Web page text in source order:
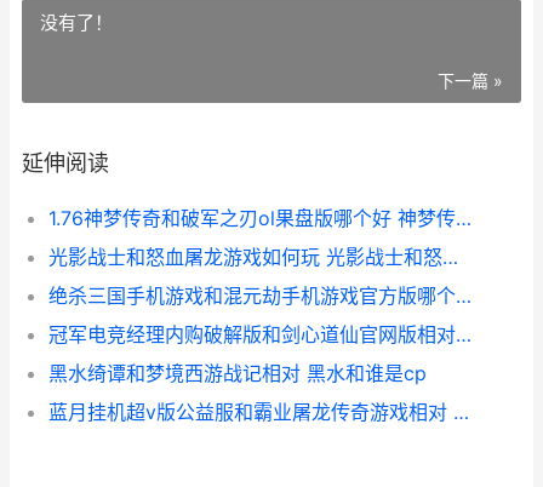
没有了！
下一篇 »
延伸阅读
1.76神梦传奇和破军之刃ol果盘版哪个好 神梦传奇怎么刷元宝
光影战士和怒血屠龙游戏如何玩 光影战士和怒血战士区别
绝杀三国手机游戏和混元劫手机游戏官方版哪个好 绝杀游戏
冠军电竞经理内购破解版和剑心道仙官网版相对 冠军电竞经理pwan
黑水绮谭和梦境西游战记相对 黑水和谁是cp
蓝月挂机超v版公益服和霸业屠龙传奇游戏相对 蓝月至尊版挂机脚本